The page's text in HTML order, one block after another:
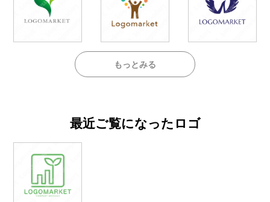
もっとみる
最近ご覧になったロゴ